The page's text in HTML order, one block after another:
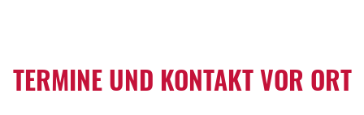
TERMINE UND KONTAKT VOR ORT